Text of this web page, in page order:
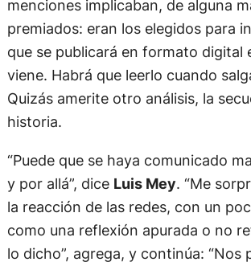
menciones implicaban, de alguna
premiados: eran los elegidos para
que se publicará en formato digital
viene. Habrá que leerlo cuando
Quizás amerite otro análisis, la
historia.
“Puede que se haya comunicado
y por allá”, dice Luis Mey. “Me
la reacción de las redes, con un
como una reflexión apurada o no
lo dicho”, agrega, y continúa: “Nos